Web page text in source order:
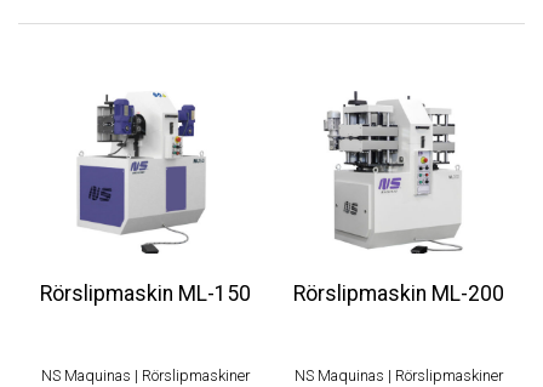
Rörslipmaskin ML-150
NS Maquinas | Rörslipmaskiner
Rörslipmaskin ML-200
NS Maquinas | Rörslipmaskiner